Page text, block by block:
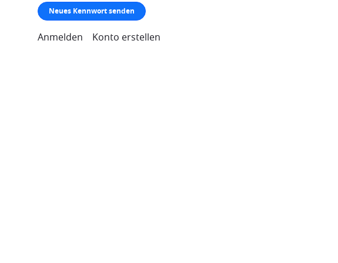
Neues Kennwort senden
Anmelden Konto erstellen